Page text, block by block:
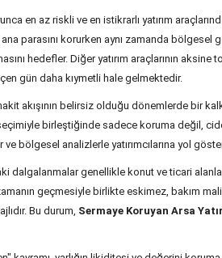
en az riskli ve en istikrarlı yatırım
ana parasını korurken aynı zamanda
hedefler. Diğer yatırım araçlarının
gün daha kıymetli hale gelmektedir.
akışının belirsiz olduğu dönemlerde bir
birleştiğinde sadece koruma değil,
bölgesel analizlerle yatırımcılarına yol
dalgalanmalar genellikle konut ve ticari
geçmesiyle birlikte eskimez, bakım
Bu durum, Sermaye Koruyan Arsa